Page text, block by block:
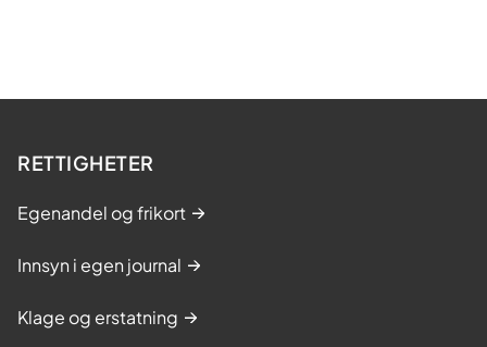
RETTIGHETER
Egenandel og frikort
Innsyn i egen journal
Klage og erstatning